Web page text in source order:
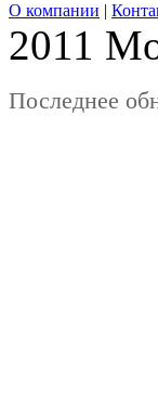
О компании |
2011
Последнее